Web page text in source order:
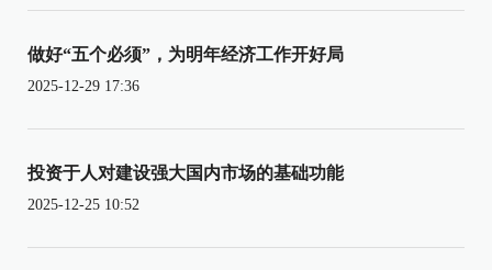
做好“五个必须”，为明年经济工作开好局
2025-12-29 17:36
投资于人对建设强大国内市场的基础功能
2025-12-25 10:52